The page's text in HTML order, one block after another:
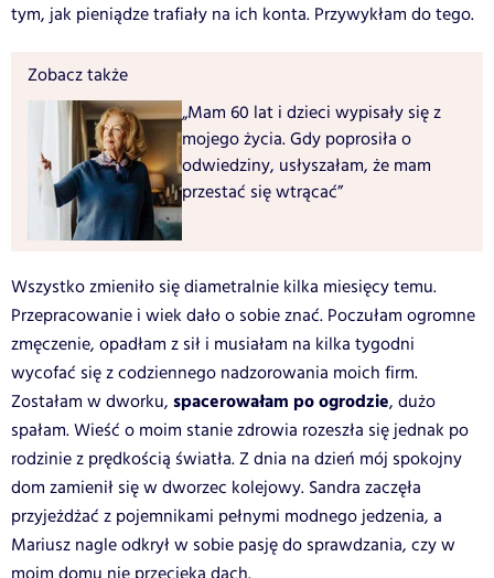
tym, jak pieniądze trafiały na ich konta. Przywykłam do tego.
Zobacz także
„Mam 60 lat i dzieci wypisały się z
mojego życia. Gdy poprosiła o
odwiedziny, usłyszałam, że mam
przestać się wtrącać”
Wszystko zmieniło się diametralnie kilka miesięcy temu.
Przepracowanie i wiek dało o sobie znać. Poczułam ogromne
zmęczenie, opadłam z sił i musiałam na kilka tygodni
wycofać się z codziennego nadzorowania moich firm.
Zostałam w dworku, spacerowałam po ogrodzie, dużo
spałam. Wieść o moim stanie zdrowia rozeszła się jednak po
rodzinie z prędkością światła. Z dnia na dzień mój spokojny
dom zamienił się w dworzec kolejowy. Sandra zaczęła
przyjeżdżać z pojemnikami pełnymi modnego jedzenia, a
Mariusz nagle odkrył w sobie pasję do sprawdzania, czy w